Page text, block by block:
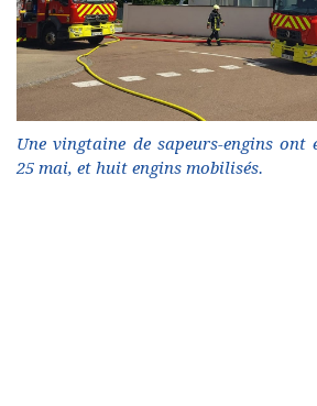
Une vingtaine de sapeurs-engins ont
25 mai, et huit engins mobilisés.